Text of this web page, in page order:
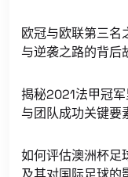
欧冠与欧联第三名
与逆袭之路的背后
揭秘2021法甲冠
与团队成功关键要
如何评估澳洲杯足